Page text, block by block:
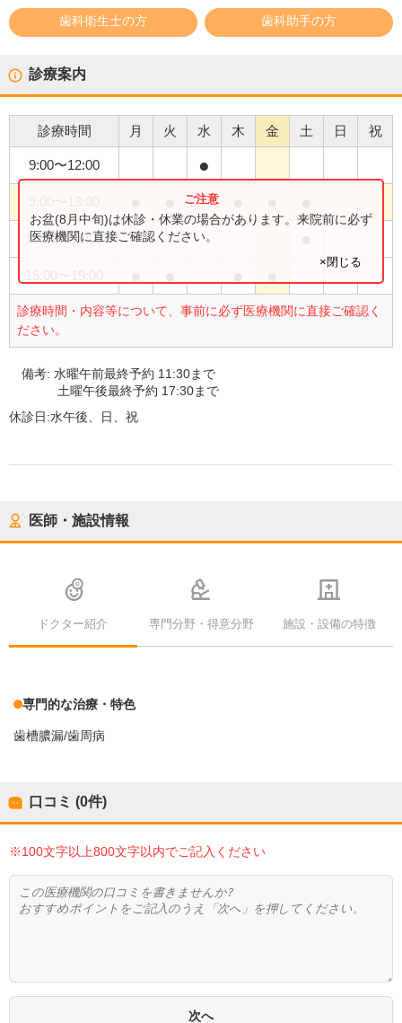
歯科衛生士の方 歯科助手の方
診療案内
診療時間 月 火 水 木 金 土 日 祝
9:00〜12:00 ●
15:00〜18:00
診療時間・内容等について、事前に必ず医療機関に直接ご確認く
ださい。
お盆(8月中旬)は休診・休業の場合があります。来院前に必ず
医療機関に直接ご確認ください。
×閉じる
備考:水曜午前最終予約 11:30まで
土曜午後最終予約 17:30まで
休診日:水午後、日、祝
医師・施設情報
ドクター紹介 専門分野・得意分野 施設・設備の特徴
専門的な治療・特色
歯槽膿漏/歯周病
口コミ (0件)
※100文字以上800文字以内でご記入ください